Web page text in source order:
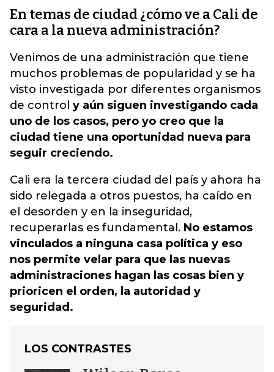
En temas de ciudad ¿cómo ve a Cali de
cara a la nueva administración?
Venimos de una administración que tiene
muchos problemas de popularidad y se ha
visto investigada por diferentes organismos
de control y aún siguen investigando cada
uno de los casos, pero yo creo que la
ciudad tiene una oportunidad nueva para
seguir creciendo.
Cali era la tercera ciudad del país y ahora ha
sido relegada a otros puestos, ha caído en
el desorden y en la inseguridad,
recuperarlas es fundamental. No estamos
vinculados a ninguna casa política y eso
nos permite velar para que las nuevas
administraciones hagan las cosas bien y
prioricen el orden, la autoridad y
seguridad.
LOS CONTRASTES